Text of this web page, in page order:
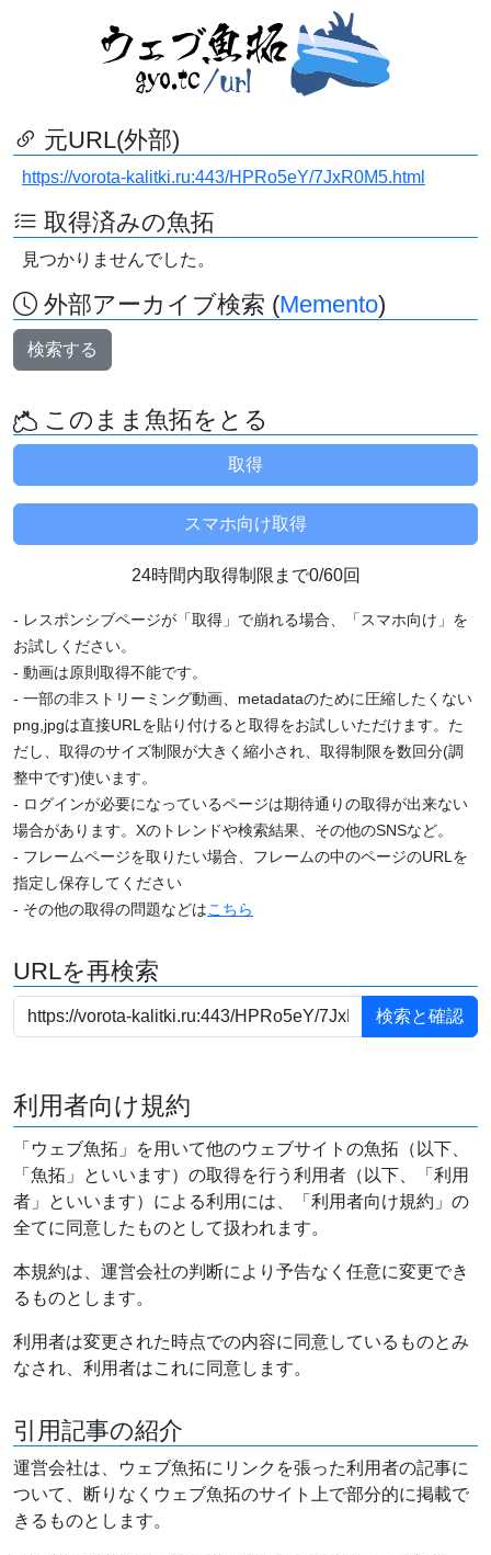
元URL(外部)
https://vorota-kalitki.ru:443/HPRo5eY/7JxR0M5.html
取得済みの魚拓
見つかりませんでした。
外部アーカイブ検索 (Memento)
検索する
このまま魚拓をとる
24時間内取得制限まで0/60回
- レスポンシブページが「取得」で崩れる場合、「スマホ向け」を
お試しください。
- 動画は原則取得不能です。
- 一部の非ストリーミング動画、metadataのために圧縮したくない
png,jpgは直接URLを貼り付けると取得をお試しいただけます。た
だし、取得のサイズ制限が大きく縮小され、取得制限を数回分(調
整中です)使います。
- ログインが必要になっているページは期待通りの取得が出来ない
場合があります。Xのトレンドや検索結果、その他のSNSなど。
- フレームページを取りたい場合、フレームの中のページのURLを
指定し保存してください
- その他の取得の問題などはこちら
URLを再検索
利用者向け規約
「ウェブ魚拓」を用いて他のウェブサイトの魚拓（以下、
「魚拓」といいます）の取得を行う利用者（以下、「利用
者」といいます）による利用には、「利用者向け規約」の
全てに同意したものとして扱われます。
本規約は、運営会社の判断により予告なく任意に変更でき
るものとします。
利用者は変更された時点での内容に同意しているものとみ
なされ、利用者はこれに同意します。
引用記事の紹介
運営会社は、ウェブ魚拓にリンクを張った利用者の記事に
ついて、断りなくウェブ魚拓のサイト上で部分的に掲載で
きるものとします。